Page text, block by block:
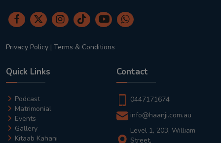
Privacy Policy | Terms & Conditions
Quick Links
Podcast
Matrimonial
Events
Gallery
Kitaab Kahani
Contact
0447171674
info@haanji.com.au
Level 1, 203, William
Street,